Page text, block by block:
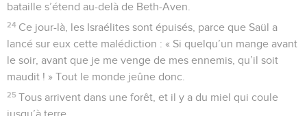
bataille s’étend au-delà de Beth-Aven.
24 Ce jour-là, les Israélites sont épuisés, parce que Saül a
lancé sur eux cette malédiction : « Si quelqu’un mange avant
le soir, avant que je me venge de mes ennemis, qu’il soit
maudit ! » Tout le monde jeûne donc.
25 Tous arrivent dans une forêt, et il y a du miel qui coule
jusqu’à terre.